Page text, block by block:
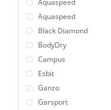
Aquaspeed
Aquaspeed
Black Diamond
BodyDry
Campus
Esbit
Ganzo
Garsport